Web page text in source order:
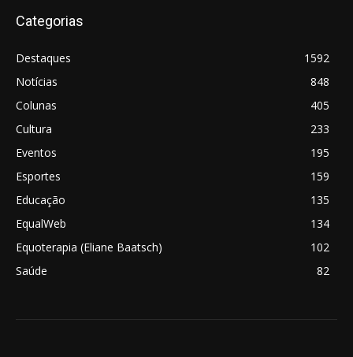
Categorias
Destaques
1592
Notícias
848
Colunas
405
Cultura
233
Eventos
195
Esportes
159
Educação
135
EqualWeb
134
Equoterapia (Eliane Baatsch)
102
Saúde
82